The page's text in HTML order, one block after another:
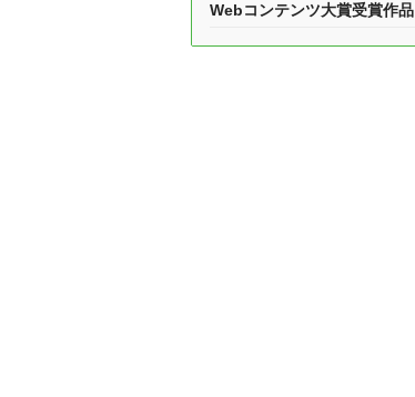
Webコンテンツ大賞受賞作品